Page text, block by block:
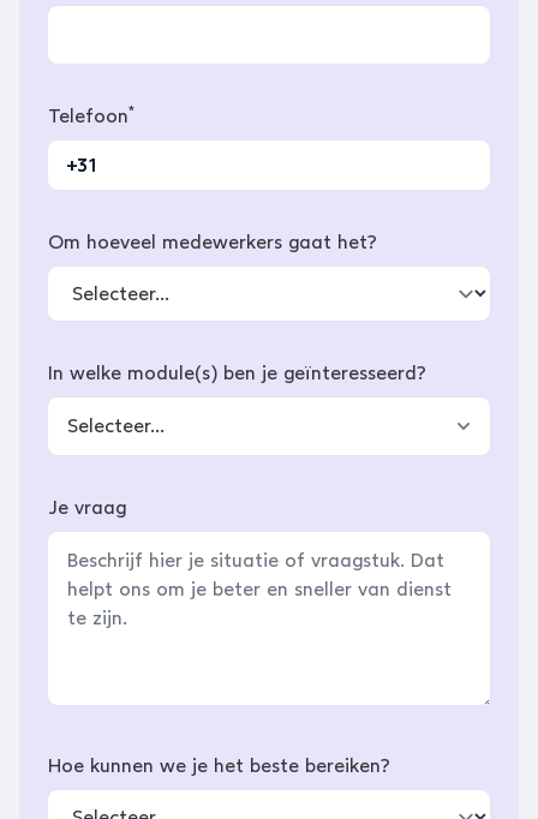
Telefoon*
Om hoeveel medewerkers gaat het?
In welke module(s) ben je geïnteresseerd?
Selecteer...
Je vraag
Hoe kunnen we je het beste bereiken?